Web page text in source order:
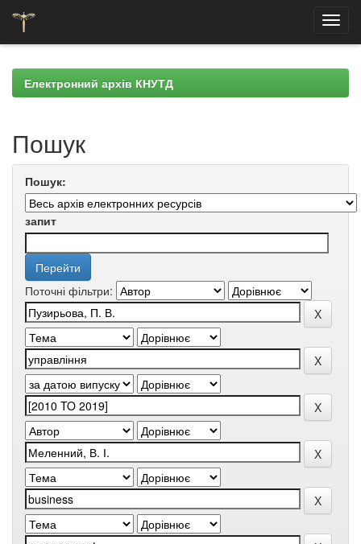
navigationЕлектронний архів КНУТД
Пошук
Пошук:
запит
Поточні фільтри: